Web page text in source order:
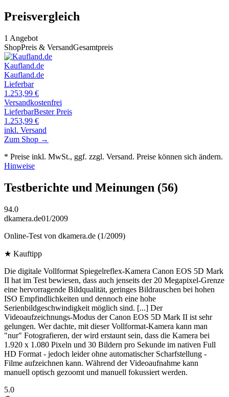
Preisvergleich
1 Angebot
ShopPreis & VersandGesamtpreis
Kaufland.de
Kaufland.de
Lieferbar
1.253,99 €
Versandkostenfrei
LieferbarBester Preis
1.253,99 €
inkl. Versand
Zum Shop →
* Preise inkl. MwSt., ggf. zzgl. Versand. Preise können sich ändern.
Hinweise
Testberichte und Meinungen (56)
94.0
dkamera.de01/2009
Online-Test von dkamera.de (1/2009)
★ Kauftipp
Die digitale Vollformat Spiegelreflex-Kamera Canon EOS 5D Mark
II hat im Test bewiesen, dass auch jenseits der 20 Megapixel-Grenze
eine hervorragende Bildqualität, geringes Bildrauschen bei hohen
ISO Empfindlichkeiten und dennoch eine hohe
Serienbildgeschwindigkeit möglich sind. [...] Der
Videoaufzeichnungs-Modus der Canon EOS 5D Mark II ist sehr
gelungen. Wer dachte, mit dieser Vollformat-Kamera kann man
"nur" Fotografieren, der wird erstaunt sein, dass die Kamera bei
1.920 x 1.080 Pixeln und 30 Bildern pro Sekunde im nativen Full
HD Format - jedoch leider ohne automatischer Scharfstellung -
Filme aufzeichnen kann. Während der Videoaufnahme kann
manuell optisch gezoomt und manuell fokussiert werden.
5.0